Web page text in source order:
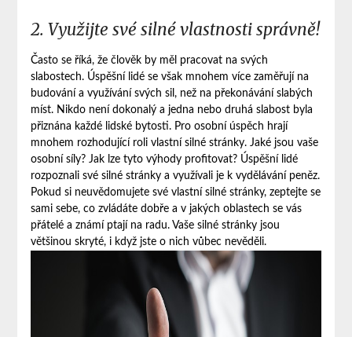
2. Využijte své silné vlastnosti správně!
Často se říká, že člověk by měl pracovat na svých
slabostech. Úspěšní lidé se však mnohem více zaměřují na
budování a využívání svých sil, než na překonávání slabých
míst. Nikdo není dokonalý a jedna nebo druhá slabost byla
přiznána každé lidské bytosti. Pro osobní úspěch hrají
mnohem rozhodující roli vlastní silné stránky. Jaké jsou vaše
osobní síly? Jak lze tyto výhody profitovat? Úspěšní lidé
rozpoznali své silné stránky a využívali je k vydělávání peněz.
Pokud si neuvědomujete své vlastní silné stránky, zeptejte se
sami sebe, co zvládáte dobře a v jakých oblastech se vás
přátelé a známí ptají na radu. Vaše silné stránky jsou
většinou skryté, i když jste o nich vůbec nevěděli.